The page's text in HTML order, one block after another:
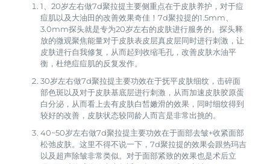
1、20岁左右做7d聚拉提主要侧重点在于皮肤养护，对于痘
痘肌以及大油田的改善效果奇佳！7d聚拉提的1.5mm、
3.0mm探头就是专为20岁左右的皮肤进行服务的。探头释
放的微观聚焦能量对于皮肤表皮层真皮层同时进行刺激，让
皮肤进行自我修复，从而起到收缩毛孔，改善皮肤水油平
衡，杜绝痘痘肌的反复发作。
30岁左右做7d聚拉提主要功效在于抚平皮肤细纹，击碎面
部色斑以及对于皮肤基底层进行刺激，从而加速皮肤胶原蛋
白分泌，从而看上去有皮肤白皙嫩滑的效果，同时细纹得到
较好的改善，皮肤状态较同龄人而言是非常出挑的。
40~50岁左右做7d聚拉提主要功效在于面部去皱+收紧面部
松弛皮肤。这里不得不说一下，7d聚拉提的效果会跟热玛吉
以及超声除皱非常类似。对于面部紧致的效果也是术后立